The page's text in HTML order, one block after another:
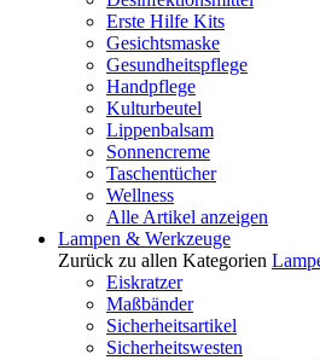
Erste Hilfe Kits
Gesichtsmaske
Gesundheitspflege
Handpflege
Kulturbeutel
Lippenbalsam
Sonnencreme
Taschentücher
Wellness
Alle Artikel anzeigen
Lampen & Werkzeuge
Zurück zu allen Kategorien
Eiskratzer
Maßbänder
Sicherheitsartikel
Sicherheitswesten